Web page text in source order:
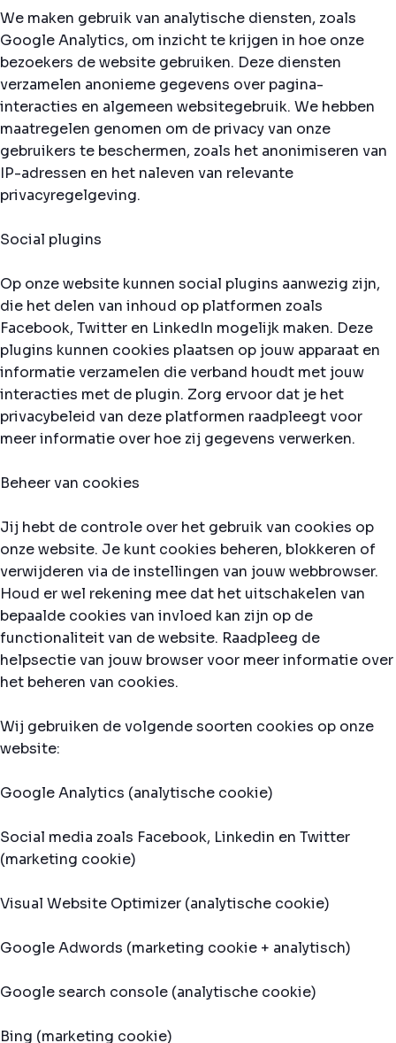
We maken gebruik van analytische diensten, zoals
Google Analytics, om inzicht te krijgen in hoe onze
bezoekers de website gebruiken. Deze diensten
verzamelen anonieme gegevens over pagina-
interacties en algemeen websitegebruik. We hebben
maatregelen genomen om de privacy van onze
gebruikers te beschermen, zoals het anonimiseren van
IP-adressen en het naleven van relevante
privacyregelgeving.
Social plugins
Op onze website kunnen social plugins aanwezig zijn,
die het delen van inhoud op platformen zoals
Facebook, Twitter en LinkedIn mogelijk maken. Deze
plugins kunnen cookies plaatsen op jouw apparaat en
informatie verzamelen die verband houdt met jouw
interacties met de plugin. Zorg ervoor dat je het
privacybeleid van deze platformen raadpleegt voor
meer informatie over hoe zij gegevens verwerken.
Beheer van cookies
Jij hebt de controle over het gebruik van cookies op
onze website. Je kunt cookies beheren, blokkeren of
verwijderen via de instellingen van jouw webbrowser.
Houd er wel rekening mee dat het uitschakelen van
bepaalde cookies van invloed kan zijn op de
functionaliteit van de website. Raadpleeg de
helpsectie van jouw browser voor meer informatie over
het beheren van cookies.
Wij gebruiken de volgende soorten cookies op onze
website:
Google Analytics (analytische cookie)
Social media zoals Facebook, Linkedin en Twitter
(marketing cookie)
Visual Website Optimizer (analytische cookie)
Google Adwords (marketing cookie + analytisch)
Google search console (analytische cookie)
Bing (marketing cookie)